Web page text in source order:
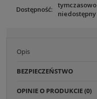
Dostępność:
tymczasowo
niedostępny
Opis
BEZPIECZEŃSTWO
OPINIE O PRODUKCIE (0)